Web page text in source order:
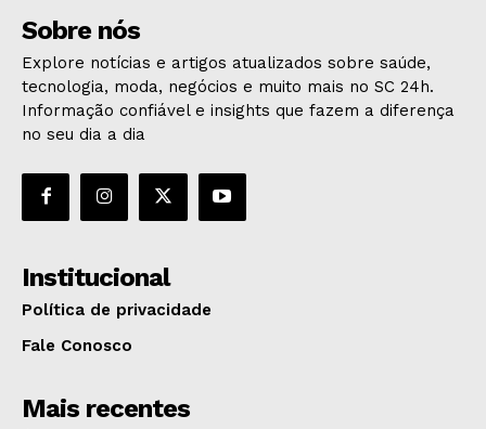
Sobre nós
Explore notícias e artigos atualizados sobre saúde,
tecnologia, moda, negócios e muito mais no SC 24h.
Informação confiável e insights que fazem a diferença
no seu dia a dia
Institucional
Política de privacidade
Fale Conosco
Mais recentes